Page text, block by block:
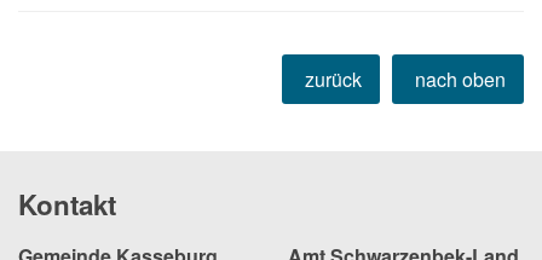
zurück nach oben
Kontakt